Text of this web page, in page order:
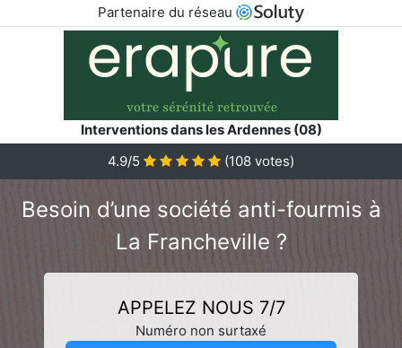
Partenaire du réseau
Interventions dans les Ardennes (08)
4.9/5
(108 votes)
Besoin d’une société anti-fourmis à
La Francheville ?
APPELEZ NOUS 7/7
Numéro non surtaxé